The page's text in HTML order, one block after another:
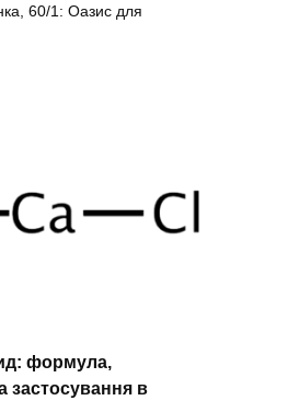
60/1: Оазис для
формула,
застосування в